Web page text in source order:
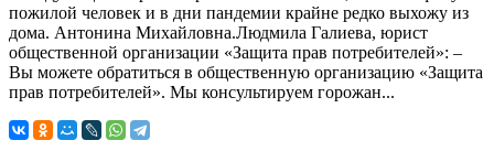
пожилой человек и в дни пандемии крайне редко выхожу из
дома. Антонина Михайловна.Людмила Галиева, юрист
общественной организации «Защита прав потребителей»: –
Вы можете обратиться в общественную организацию «Защита
прав потребителей». Мы консультируем горожан...